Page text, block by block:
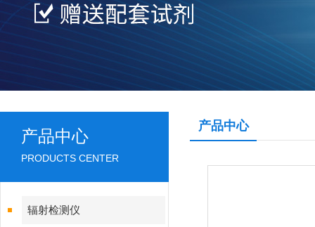
产品中心
PRODUCTS CENTER
辐射检测仪
产品中心